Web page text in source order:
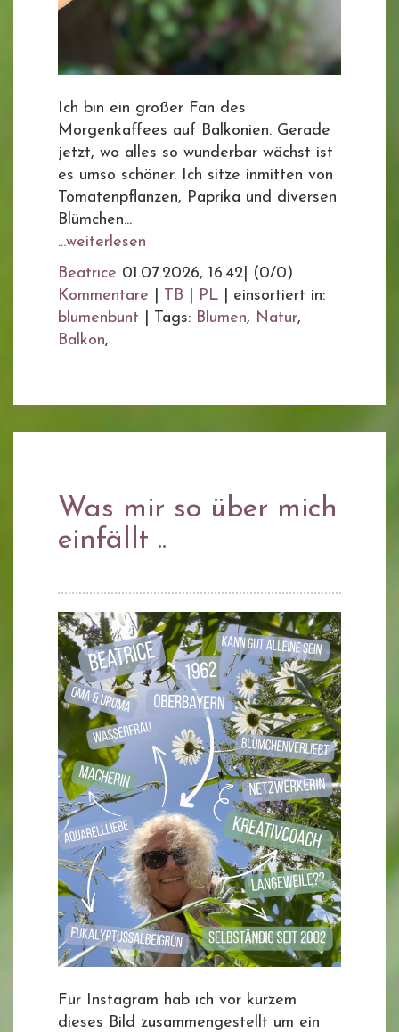
Ich bin ein großer Fan des
Morgenkaffees auf Balkonien. Gerade
jetzt, wo alles so wunderbar wächst ist
es umso schöner. Ich sitze inmitten von
Tomatenpflanzen, Paprika und diversen
Blümchen...
...weiterlesen
Beatrice 01.07.2026, 16.42
(0/0)
Kommentare
TB PL
einsortiert in:
blumenbunt
Tags: Blumen, Natur,
Balkon,
Was mir so über mich
einfällt ..
Für Instagram hab ich vor kurzem
dieses Bild zusammengestellt um ein